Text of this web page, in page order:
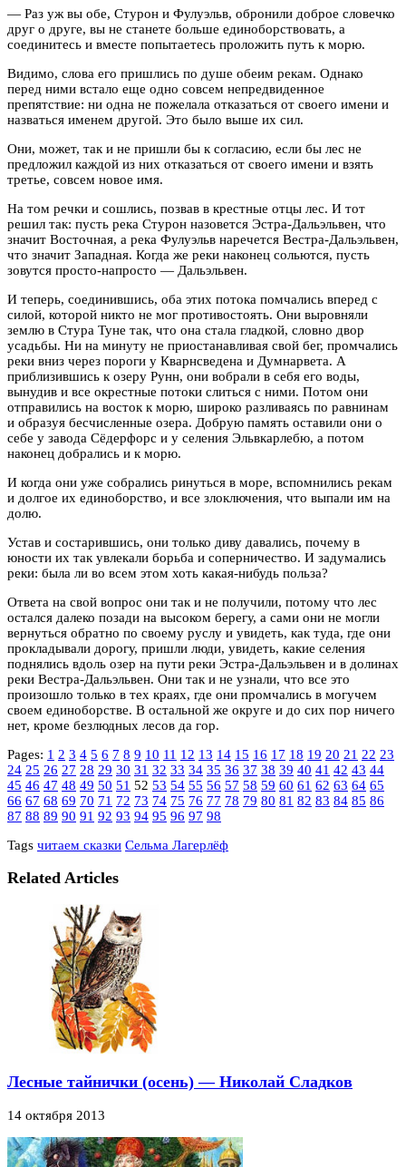
— Раз уж вы обе, Стурон и Фулуэльв, обронили доброе словечко
друг о друге, вы не станете больше единоборствовать, а
соединитесь и вместе попытаетесь проложить путь к морю.
Видимо, слова его пришлись по душе обеим рекам. Однако
перед ними встало еще одно совсем непредвиденное
препятствие: ни одна не пожелала отказаться от своего имени и
назваться именем другой. Это было выше их сил.
Они, может, так и не пришли бы к согласию, если бы лес не
предложил каждой из них отказаться от своего имени и взять
третье, совсем новое имя.
На том речки и сошлись, позвав в крестные отцы лес. И тот
решил так: пусть река Стурон назовется Эстра-Дальэльвен, что
значит Восточная, а река Фулуэльв наречется Вестра-Дальэльвен,
что значит Западная. Когда же реки наконец сольются, пусть
зовутся просто-напросто — Дальэльвен.
И теперь, соединившись, оба этих потока помчались вперед с
силой, которой никто не мог противостоять. Они выровняли
землю в Стура Туне так, что она стала гладкой, словно двор
усадьбы. Ни на минуту не приостанавливая свой бег, промчались
реки вниз через пороги у Кварнсведена и Думнарвета. А
приблизившись к озеру Рунн, они вобрали в себя его воды,
вынудив и все окрестные потоки слиться с ними. Потом они
отправились на восток к морю, широко разливаясь по равнинам
и образуя бесчисленные озера. Добрую память оставили они о
себе у завода Сёдерфорс и у селения Эльвкарлебю, а потом
наконец добрались и к морю.
И когда они уже собрались ринуться в море, вспомнились рекам
и долгое их единоборство, и все злоключения, что выпали им на
долю.
Устав и состарившись, они только диву давались, почему в
юности их так увлекали борьба и соперничество. И задумались
реки: была ли во всем этом хоть какая-нибудь польза?
Ответа на свой вопрос они так и не получили, потому что лес
остался далеко позади на высоком берегу, а сами они не могли
вернуться обратно по своему руслу и увидеть, как туда, где они
прокладывали дорогу, пришли люди, увидеть, какие селения
поднялись вдоль озер на пути реки Эстра-Дальэльвен и в долинах
реки Вестра-Дальэльвен. Они так и не узнали, что все это
произошло только в тех краях, где они промчались в могучем
своем единоборстве. В остальной же округе и до сих пор ничего
нет, кроме безлюдных лесов да гор.
Pages: 1 2 3 4 5 6 7 8 9 10 11 12 13 14 15 16 17 18 19 20 21 22 23
24 25 26 27 28 29 30 31 32 33 34 35 36 37 38 39 40 41 42 43 44
45 46 47 48 49 50 51 52 53 54 55 56 57 58 59 60 61 62 63 64 65
66 67 68 69 70 71 72 73 74 75 76 77 78 79 80 81 82 83 84 85 86
87 88 89 90 91 92 93 94 95 96 97 98
Tags читаем сказки Сельма Лагерлёф
Related Articles
Лесные тайнички (осень) — Николай Сладков
14 октября 2013